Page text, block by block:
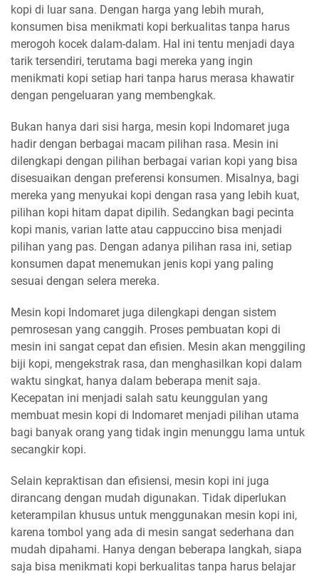
kopi di luar sana. Dengan harga yang lebih murah,
konsumen bisa menikmati kopi berkualitas tanpa harus
merogoh kocek dalam-dalam. Hal ini tentu menjadi daya
tarik tersendiri, terutama bagi mereka yang ingin
menikmati kopi setiap hari tanpa harus merasa khawatir
dengan pengeluaran yang membengkak.
Bukan hanya dari sisi harga, mesin kopi Indomaret juga
hadir dengan berbagai macam pilihan rasa. Mesin ini
dilengkapi dengan pilihan berbagai varian kopi yang bisa
disesuaikan dengan preferensi konsumen. Misalnya, bagi
mereka yang menyukai kopi dengan rasa yang lebih kuat,
pilihan kopi hitam dapat dipilih. Sedangkan bagi pecinta
kopi manis, varian latte atau cappuccino bisa menjadi
pilihan yang pas. Dengan adanya pilihan rasa ini, setiap
konsumen dapat menemukan jenis kopi yang paling
sesuai dengan selera mereka.
Mesin kopi Indomaret juga dilengkapi dengan sistem
pemrosesan yang canggih. Proses pembuatan kopi di
mesin ini sangat cepat dan efisien. Mesin akan menggiling
biji kopi, mengekstrak rasa, dan menghasilkan kopi dalam
waktu singkat, hanya dalam beberapa menit saja.
Kecepatan ini menjadi salah satu keunggulan yang
membuat mesin kopi di Indomaret menjadi pilihan utama
bagi banyak orang yang tidak ingin menunggu lama untuk
secangkir kopi.
Selain kepraktisan dan efisiensi, mesin kopi ini juga
dirancang dengan mudah digunakan. Tidak diperlukan
keterampilan khusus untuk menggunakan mesin kopi ini,
karena tombol yang ada di mesin sangat sederhana dan
mudah dipahami. Hanya dengan beberapa langkah, siapa
saja bisa menikmati kopi berkualitas tanpa harus belajar